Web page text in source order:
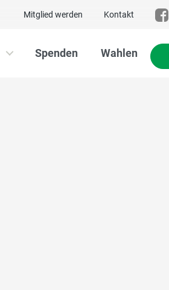
Mitglied werden Kontakt
Spenden Wahlen